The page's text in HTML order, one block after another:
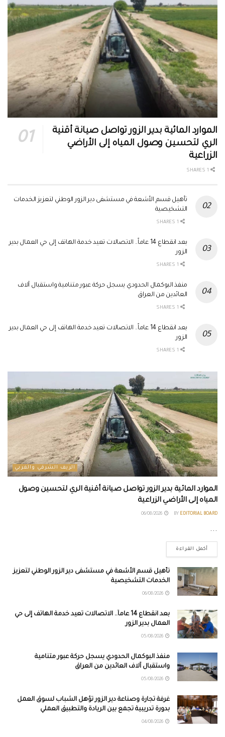
الموارد المائية بدير الزور تواصل صيانة أقنية
الري لتحسين وصول المياه إلى الأراضي
الزراعية
تأهيل قسم الأشعة في مستشفى دير الزور الوطني لتعزيز الخدمات
التشخيصية
بعد انقطاع 14 عاماً.. الاتصالات تعيد خدمة الهاتف إلى حي العمال بدير
الزور
منفذ البوكمال الحدودي يسجل حركة عبور متنامية واستقبال آلاف
العائدين من العراق
بعد انقطاع 14 عاماً.. الاتصالات تعيد خدمة الهاتف إلى حي العمال بدير
الزور
الريف الشرقي والغربي
الموارد المائية بدير الزور تواصل صيانة أقنية الري لتحسين وصول
المياه إلى الأراضي الزراعية
BY EDITORIAL BOARD
...
أكمل القراءة
تأهيل قسم الأشعة في مستشفى دير الزور الوطني لتعزيز
الخدمات التشخيصية
بعد انقطاع 14 عاماً.. الاتصالات تعيد خدمة الهاتف إلى حي
العمال بدير الزور
منفذ البوكمال الحدودي يسجل حركة عبور متنامية
واستقبال آلاف العائدين من العراق
غرفة تجارة وصناعة دير الزور تؤهل الشباب لسوق العمل
بدورة تدريبية تجمع بين الريادة والتطبيق العملي